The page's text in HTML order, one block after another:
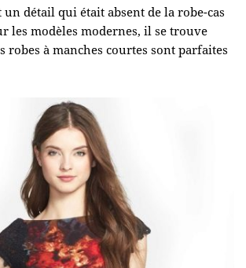
un détail qui était absent de la robe-cas
les modèles modernes, il se trouve
robes à manches courtes sont parfaites